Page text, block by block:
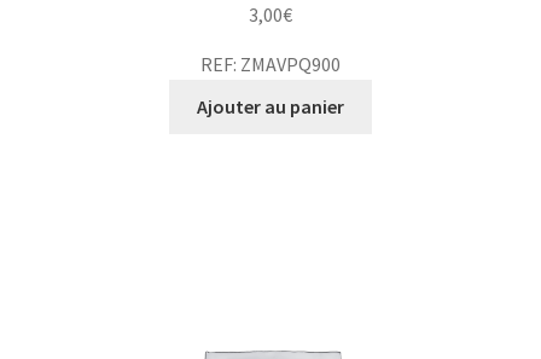
3,00€
REF: ZMAVPQ900
Ajouter au panier